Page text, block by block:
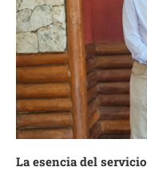
La esencia del servicio